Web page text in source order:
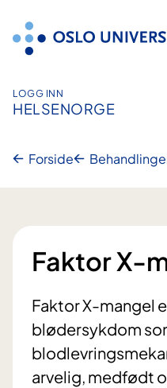
innhold
LOGG INN
HELSENORGE
Forside
Faktor X-
Faktor X-mangel
blødersykdom
arvelig, medfødt